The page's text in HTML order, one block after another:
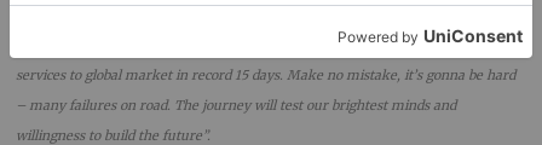
is willing to take the challenge to change the world and bring new products and
services to global market in record 15 days. Make no mistake, it’s gonna be hard
– many failures on road. The journey will test our brightest minds and
willingness to build the future”.